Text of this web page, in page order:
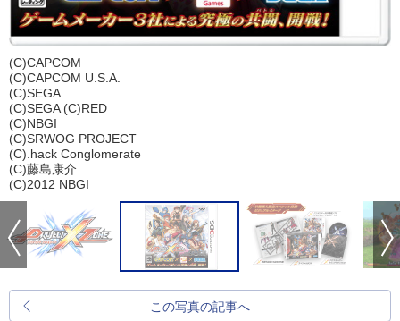
(C)CAPCOM
(C)CAPCOM U.S.A.
(C)SEGA
(C)SEGA (C)RED
(C)NBGI
(C)SRWOG PROJECT
(C).hack Conglomerate
(C)藤島康介
(C)2012 NBGI
この写真の記事へ